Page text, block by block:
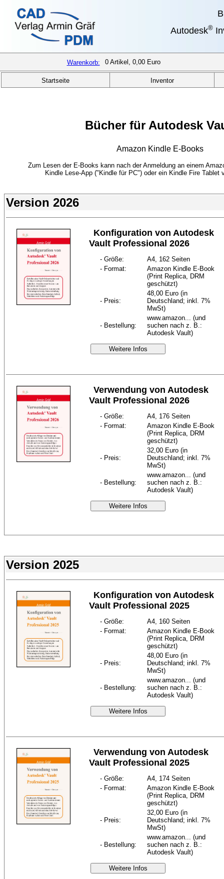
Autodesk®
Warenkorb: 0 Artikel, 0,00 Euro
Startseite Inventor
Bücher für Autodesk
Amazon Kindle E-Books
Zum Lesen der E-Books kann nach der Anmeldung an einem
Kindle Lese-App ("Kindle für PC") oder ein Kindle Fire Tablet
Version 2026
Konfiguration von Autodesk
Vault Professional 2026
- Größe:
A4, 162 Seiten
- Format:
Amazon Kindle E-Book
(Print Replica, DRM
geschützt)
- Preis:
48,00 Euro (in
Deutschland; inkl. 7%
MwSt)
- Bestellung:
www.amazon... (und
suchen nach z. B.:
Autodesk Vault)
Weitere Infos
Verwendung von Autodesk
Vault Professional 2026
- Größe:
A4, 176 Seiten
- Format:
Amazon Kindle E-Book
(Print Replica, DRM
geschützt)
- Preis:
32,00 Euro (in
Deutschland; inkl. 7%
MwSt)
- Bestellung:
www.amazon... (und
suchen nach z. B.:
Autodesk Vault)
Weitere Infos
Version 2025
Konfiguration von Autodesk
Vault Professional 2025
- Größe:
A4, 160 Seiten
- Format:
Amazon Kindle E-Book
(Print Replica, DRM
geschützt)
- Preis:
48,00 Euro (in
Deutschland; inkl. 7%
MwSt)
- Bestellung:
www.amazon... (und
suchen nach z. B.:
Autodesk Vault)
Weitere Infos
Verwendung von Autodesk
Vault Professional 2025
- Größe:
A4, 174 Seiten
- Format:
Amazon Kindle E-Book
(Print Replica, DRM
geschützt)
- Preis:
32,00 Euro (in
Deutschland; inkl. 7%
MwSt)
- Bestellung:
www.amazon... (und
suchen nach z. B.:
Autodesk Vault)
Weitere Infos